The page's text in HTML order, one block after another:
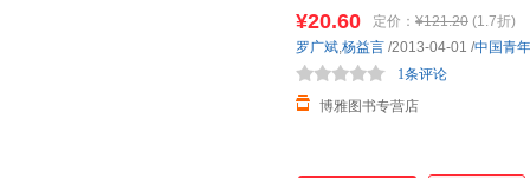
¥20.60 定价： ¥121.20 (1.7折)
博雅图书专营店
1条评论
罗广斌,杨益言 /2013-04-01 /中国青